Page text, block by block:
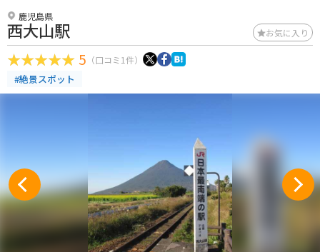
鹿児島県
西大山駅 お気に入り
5 （口コミ1件）
#絶景スポット